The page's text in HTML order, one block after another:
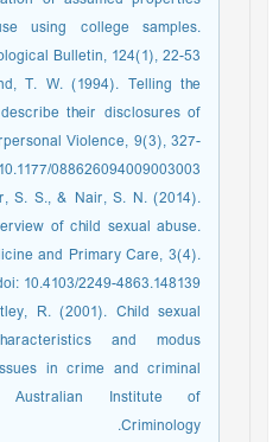
using college samples.
Bulletin, 124(1), 22-53.
T. W. (1994). Telling the
their disclosures of
Violence, 9(3), 327-
088626094009003003.
S. S., & Nair, S. N. (2014).
of child sexual abuse.
and Primary Care, 3(4).
10.4103/2249-4863.148139.
R. (2001). Child sexual
and modus
in crime and criminal
Australian Institute of
Criminology.